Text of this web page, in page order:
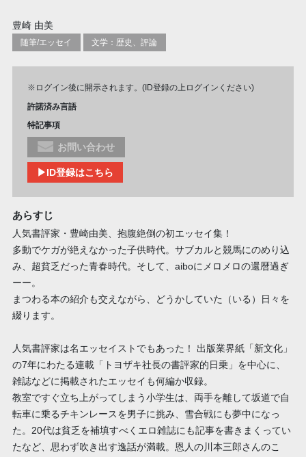
豊崎 由美
随筆/エッセイ 文学：歴史、評論
※ログイン後に開示されます。(ID登録の上ログインください)
許諾済み言語
特記事項
お問い合わせ
▶ID登録はこちら
あらすじ
人気書評家・豊崎由美、抱腹絶倒の初エッセイ集！
多動でケガが絶えなかった子供時代。サブカルと競馬にのめり込
み、超貧乏だった青春時代。そして、aiboにメロメロの還暦過ぎ
ーー。
まつわる本の紹介も交えながら、どうかしていた（いる）日々を
綴ります。
人気書評家は名エッセイストでもあった！ 出版業界紙「新文化」
の7年にわたる連載「トヨザキ社長の書評家的日乗」を中心に、
雑誌などに掲載されたエッセイも何編か収録。
教室ですぐ立ち上がってしまう小学生は、両手を離して坂道で自
転車に乗るチキンレースを男子に挑み、雪合戦にも夢中になっ
た。20代は貧乏を補填すべくエロ雑誌にも記事を書きまくってい
たなど、思わず吹き出す逸話が満載。恩人の川本三郎さんのこ